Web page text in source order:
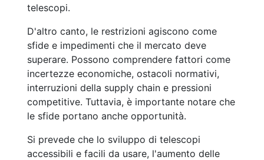
telescopi.
D'altro canto, le restrizioni agiscono come
sfide e impedimenti che il mercato deve
superare. Possono comprendere fattori come
incertezze economiche, ostacoli normativi,
interruzioni della supply chain e pressioni
competitive. Tuttavia, è importante notare che
le sfide portano anche opportunità.
Si prevede che lo sviluppo di telescopi
accessibili e facili da usare, l'aumento delle